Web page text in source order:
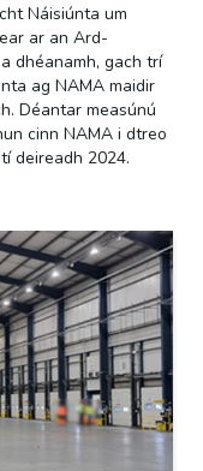
Náisiúnta um
ar an Ard-
dhéanamh, gach trí
ag NAMA maidir
Déantar measúnú
cinn NAMA i dtreo
deireadh 2024.